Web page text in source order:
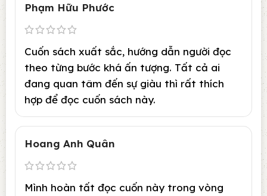
Phạm Hữu Phước
Cuốn sách xuất sắc, hướng dẫn người đọc
theo từng bước khá ấn tượng. Tất cả ai
đang quan tâm đến sự giàu thì rất thích
hợp để đọc cuốn sách này.
Hoang Anh Quân
Mình hoàn tất đọc cuốn này trong vòng